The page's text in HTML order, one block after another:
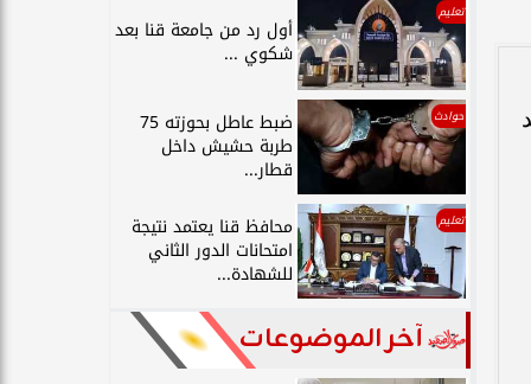
تعليم
أول رد من جامعة قنا بعد
شكوي ...
حوادث ضبط عاطل بحوزته 75
طربة حشيش داخل
قطار...
تعليم محافظ قنا يعتمد نتيجة
امتحانات الدور الثاني
للشهادة...
آخر الموضوعات